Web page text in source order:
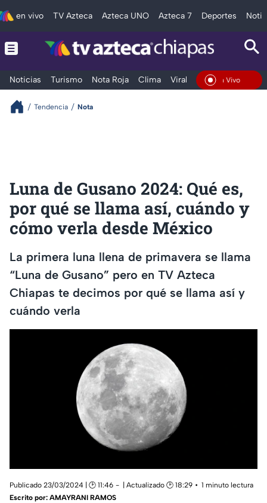
en vivo TV Azteca Azteca UNO Azteca 7 Deportes
Noticias Turismo Nota Roja Clima Viral y Tendencia
En Vivo
Tendencia Nota
Luna de Gusano 2024: Qué es,
por qué se llama así, cuándo y
cómo verla desde México
La primera luna llena de primavera se llama
“Luna de Gusano” pero en TV Azteca
Chiapas te decimos por qué se llama así y
cuándo verla
Publicado 23/03/2024 | 🕑 11:46 | Actualizado 🕑 18:29
1 minuto lectura
Escrito por: AMAYRANI RAMOS